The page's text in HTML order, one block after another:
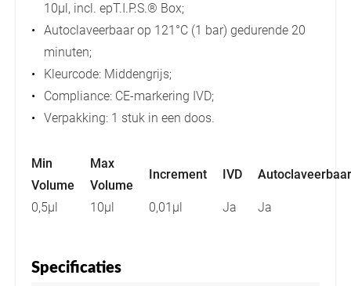
10µl, incl. epT.I.P.S.® Box;
Autoclaveerbaar op 121°C (1 bar) gedurende 20
minuten;
Kleurcode: Middengrijs;
Compliance: CE-markering IVD;
Verpakking: 1 stuk in een doos.
Min
Volume
Max
Volume
Increment IVD Autoclaveerbaar
0,5µl 10µl 0,01µl Ja Ja
Specificaties